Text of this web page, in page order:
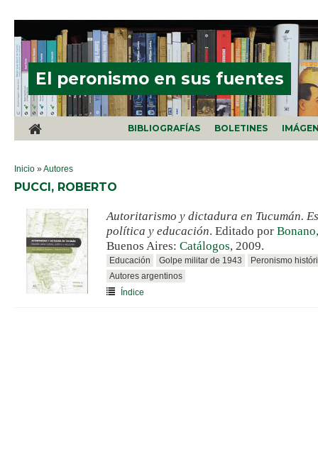
El peronismo en sus fuentes
BIBLIOGRAFÍAS BOLETINES
SE ENCUENTRA USTED AQUÍ
Inicio »Autores
PUCCI, ROBERTO
Autoritarismo y dictadura en Tucumán.
política y educación. Editado por
Buenos Aires: Catálogos, 2009.
Educación Golpe militar de 1943
Peronismo
Autores argentinos
Índice